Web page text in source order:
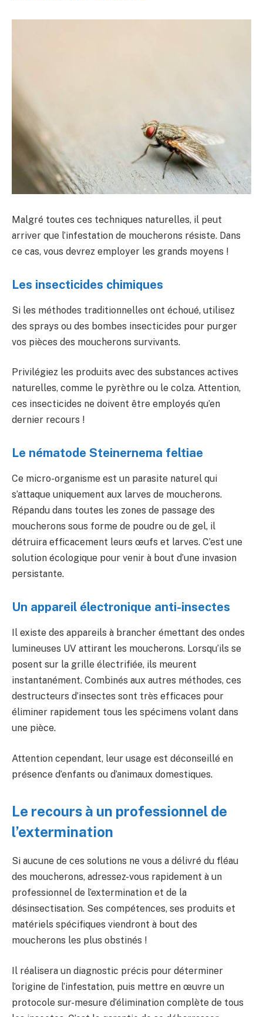
Malgré toutes ces techniques naturelles, il peut
arriver que l’infestation de moucherons résiste. Dans
ce cas, vous devrez employer les grands moyens !
Les insecticides chimiques
Si les méthodes traditionnelles ont échoué, utilisez
des sprays ou des bombes insecticides pour purger
vos pièces des moucherons survivants.
Privilégiez les produits avec des substances actives
naturelles, comme le pyrèthre ou le colza. Attention,
ces insecticides ne doivent être employés qu’en
dernier recours !
Le nématode Steinernema feltiae
Ce micro-organisme est un parasite naturel qui
s’attaque uniquement aux larves de moucherons.
Répandu dans toutes les zones de passage des
moucherons sous forme de poudre ou de gel, il
détruira efficacement leurs œufs et larves. C’est une
solution écologique pour venir à bout d’une invasion
persistante.
Un appareil électronique anti-insectes
Il existe des appareils à brancher émettant des ondes
lumineuses UV attirant les moucherons. Lorsqu’ils se
posent sur la grille électrifiée, ils meurent
instantanément. Combinés aux autres méthodes, ces
destructeurs d’insectes sont très efficaces pour
éliminer rapidement tous les spécimens volant dans
une pièce.
Attention cependant, leur usage est déconseillé en
présence d’enfants ou d’animaux domestiques.
Le recours à un professionnel de
l’extermination
Si aucune de ces solutions ne vous a délivré du fléau
des moucherons, adressez-vous rapidement à un
professionnel de l’extermination et de la
désinsectisation. Ses compétences, ses produits et
matériels spécifiques viendront à bout des
moucherons les plus obstinés !
Il réalisera un diagnostic précis pour déterminer
l’origine de l’infestation, puis mettre en œuvre un
protocole sur-mesure d’élimination complète de tous